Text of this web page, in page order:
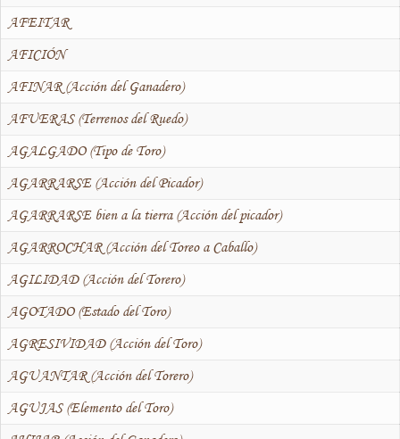
AFEITAR
AFICIÓN
AFINAR (Acción del Ganadero)
AFUERAS (Terrenos del Ruedo)
AGALGADO (Tipo de Toro)
AGARRARSE (Acción del Picador)
AGARRARSE bien a la tierra (Acción del picador)
AGARROCHAR (Acción del Toreo a Caballo)
AGILIDAD (Acción del Torero)
AGOTADO (Estado del Toro)
AGRESIVIDAD (Acción del Toro)
AGUANTAR (Acción del Torero)
AGUJAS (Elemento del Toro)